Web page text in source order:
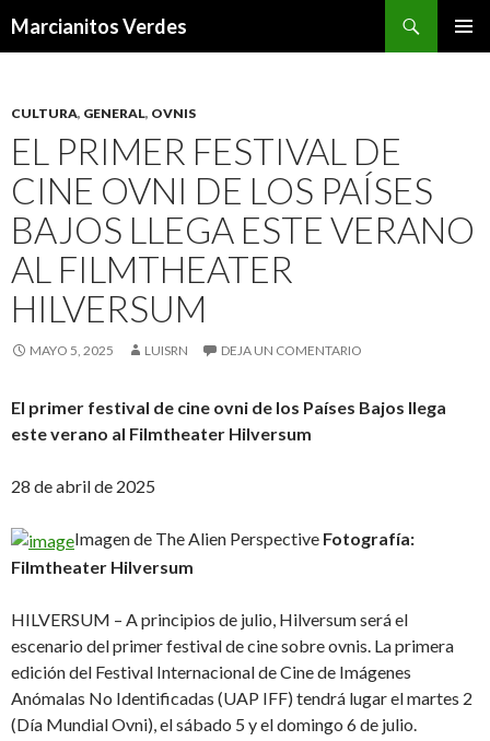
Marcianitos Verdes
CULTURA, GENERAL, OVNIS
EL PRIMER FESTIVAL DE
CINE OVNI DE LOS PAÍSES
BAJOS LLEGA ESTE VERANO
AL FILMTHEATER
HILVERSUM
MAYO 5, 2025 LUISRN DEJA UN COMENTARIO
El primer festival de cine ovni de los Países Bajos llega
este verano al Filmtheater Hilversum
28 de abril de 2025
Imagen de The Alien Perspective Fotografía:
Filmtheater Hilversum
HILVERSUM – A principios de julio, Hilversum será el
escenario del primer festival de cine sobre ovnis. La primera
edición del Festival Internacional de Cine de Imágenes
Anómalas No Identificadas (UAP IFF) tendrá lugar el martes 2
(Día Mundial Ovni), el sábado 5 y el domingo 6 de julio.